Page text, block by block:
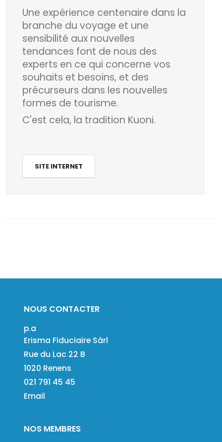
Une expérience centenaire dans la
branche du voyage et une
sensibilité aux nouvelles
tendances font de nous des
experts en ce qui concerne vos
souhaits et besoins, et des
précurseurs dans les nouvelles
formes de tourisme.
C'est cela, la tradition Kuoni.
SITE INTERNET
NOUS CONTACTER
p.a
Erisma Fiduciaire Sàrl
Rue du Lac 22 B
1020 Renens
021 791 45 45
Email
NOS MEMBRES